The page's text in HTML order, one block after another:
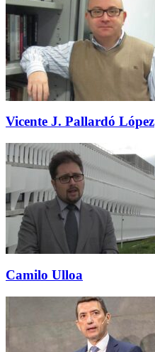
Vicente J. Pallardó López
Camilo Ulloa